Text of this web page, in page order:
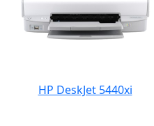
HP DeskJet 5440xi